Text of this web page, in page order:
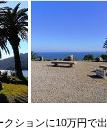
クションに10万円で